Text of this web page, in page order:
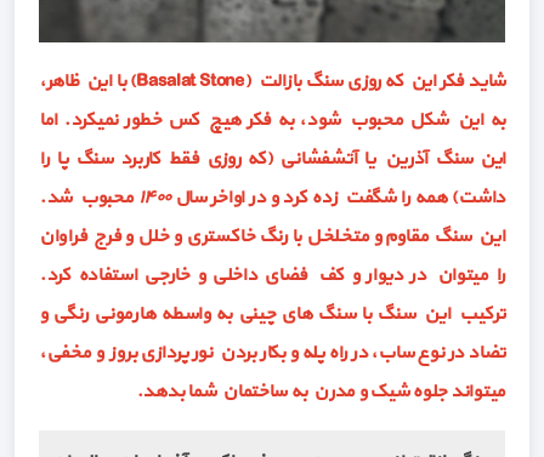
شاید فکر این که روزی سنگ بازالت (Basalat Stone) با این ظاهر،
به این شکل محبوب شود، به فکر هیچ کس خطور نمیکرد. اما
این سنگ آذرین یا آتشفشانی (که روزی فقط کاربرد سنگ پا را
داشت) همه را شگفت زده کرد و در اواخر سال۱۴۰۰ محبوب شد.
این سنگ مقاوم و متخلخل با رنگ خاکستری و خلل و فرج فراوان
را میتوان در دیوار و کف فضای داخلی و خارجی استفاده کرد.
ترکیب این سنگ با سنگ های چینی به واسطه هارمونی رنگی و
تضاد در نوع ساب، در راه پله و بکار بردن نور پردازی بروز و مخفی،
میتواند جلوه شیک و مدرن به ساختمان شما بدهد.